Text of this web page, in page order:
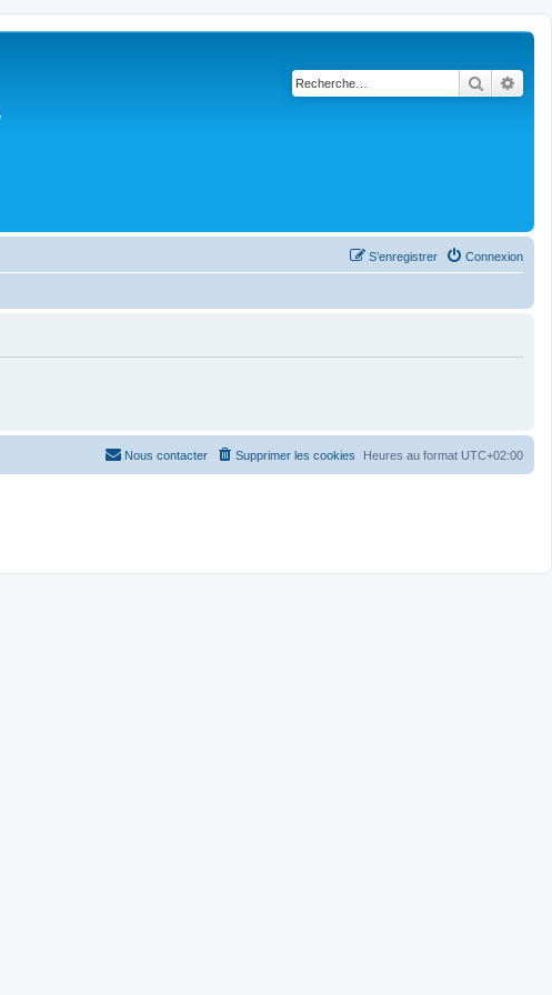
Connexion
S’enregistrer
Heures au format UTC+02:00
Supprimer les cookies
Nous contacter